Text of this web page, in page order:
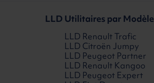
LLD Utilitaires par Modèle
LLD Renault Trafic
LLD Citroën Jumpy
LLD Peugeot Partner
LLD Renault Kangoo
LLD Peugeot Expert